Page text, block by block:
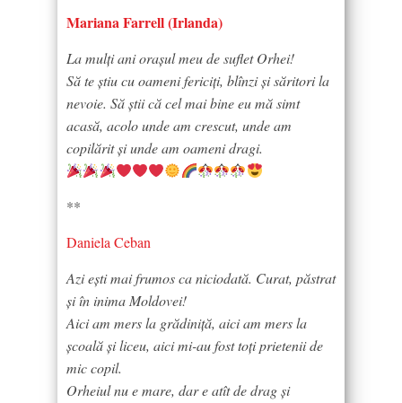
Mariana Farrell (Irlanda)
La mulți ani orașul meu de suflet Orhei!
Să te știu cu oameni fericiți, blînzi și săritori la
nevoie. Să știi că cel mai bine eu mă simt
acasă, acolo unde am crescut, unde am
copilărit și unde am oameni dragi.
**
Daniela Ceban
Azi ești mai frumos ca niciodată. Curat, păstrat
și în inima Moldovei!
Aici am mers la grădiniță, aici am mers la
școală și liceu, aici mi-au fost toți prietenii de
mic copil.
Orheiul nu e mare, dar e atît de drag și